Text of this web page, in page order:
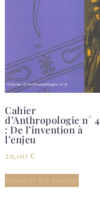
Cahier
d’Anthropologie n° 4
: De l’invention à
l’enjeu
29,00 €
Ajouter au panier